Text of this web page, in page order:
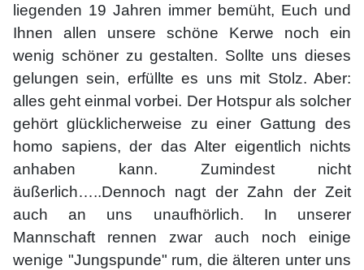
liegenden 19 Jahren immer bemüht, Euch und
Ihnen allen unsere schöne Kerwe noch ein
wenig schöner zu gestalten. Sollte uns dieses
gelungen sein, erfüllte es uns mit Stolz. Aber:
alles geht einmal vorbei. Der Hotspur als solcher
gehört glücklicherweise zu einer Gattung des
homo sapiens, der das Alter eigentlich nichts
anhaben kann. Zumindest nicht
äußerlich…..Dennoch nagt der Zahn der Zeit
auch an uns unaufhörlich. In unserer
Mannschaft rennen zwar auch noch einige
wenige "Jungspunde" rum, die älteren unter uns